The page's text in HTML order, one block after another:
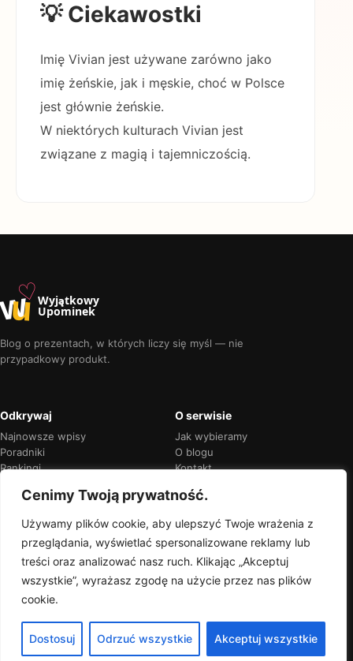
Cenimy Twoją prywatność.
Używamy plików cookie, aby ulepszyć Twoje wrażenia z
przeglądania, wyświetlać spersonalizowane reklamy lub
treści oraz analizować nasz ruch. Klikając „Akceptuj
wszystkie”, wyrażasz zgodę na użycie przez nas plików
cookie.
Dostosuj Odrzuć wszystkie Akceptuj wszystkie
💡 Ciekawostki
Imię Vivian jest używane zarówno jako
imię żeńskie, jak i męskie, choć w Polsce
jest głównie żeńskie.
W niektórych kulturach Vivian jest
związane z magią i tajemniczością.
u♡Wyjątkowy
Upominek
Blog o prezentach, w których liczy się myśl — nie
przypadkowy produkt.
Odkrywaj
Najnowsze wpisy
Poradniki
Rankingi
O serwisie
Jak wybieramy
O blogu
Kontakt
Przejrzyste rekomendacje
zawsze oznaczymy je wprost.